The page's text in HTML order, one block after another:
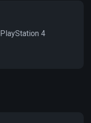
PlayStation 4